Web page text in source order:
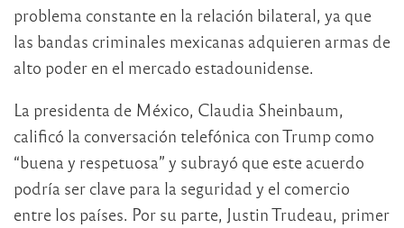
problema constante en la relación bilateral, ya que
las bandas criminales mexicanas adquieren armas de
alto poder en el mercado estadounidense.
La presidenta de México, Claudia Sheinbaum,
calificó la conversación telefónica con Trump como
“buena y respetuosa” y subrayó que este acuerdo
podría ser clave para la seguridad y el comercio
entre los países. Por su parte, Justin Trudeau, primer